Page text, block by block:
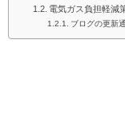
電気ガス負担軽減
ブログの更新